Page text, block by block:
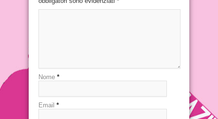
Nome *
Email *